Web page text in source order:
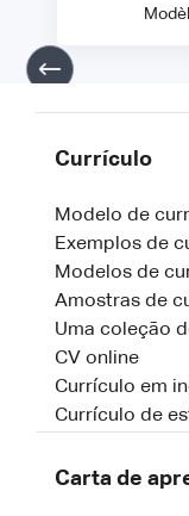
Currículo
Modelo de
Exemplos de
Modelos de
Amostras de
Uma coleção
CV online
Currículo em
Currículo de
Carta de